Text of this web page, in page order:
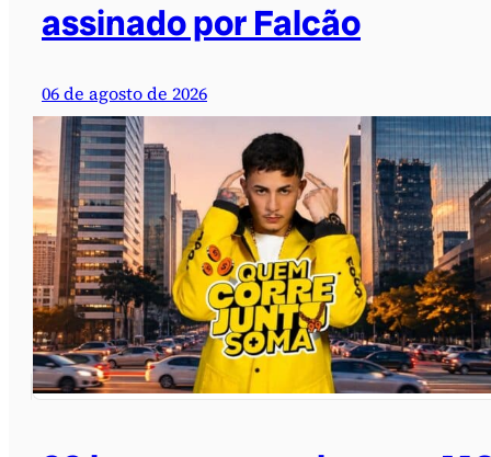
assinado por Falcão
06 de agosto de 2026